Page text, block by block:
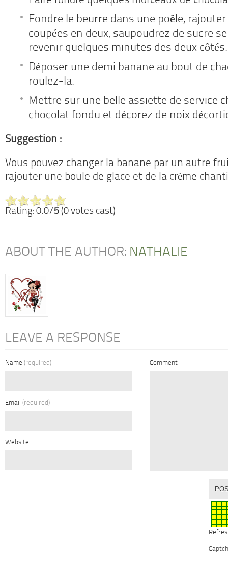
Fondre le beurre dans une poêle,
coupées en deux, saupoudrez de sucre
revenir quelques minutes des deux côtés.
Déposer une demi banane au bout de
roulez-la.
Mettre sur une belle assiette de service
chocolat fondu et décorez de noix
Suggestion :
Vous pouvez changer la banane par un autre
rajouter une boule de glace et de la crème
Rating: 0.0/5 (0 votes cast)
ABOUT THE AUTHOR: NATHALIE
LEAVE A RESPONSE
Name (required)
Email (required)
Website
Comment